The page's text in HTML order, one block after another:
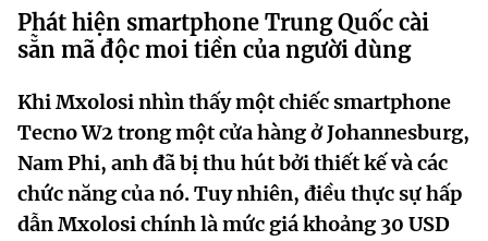
Danh mục
Trang chủ
Giới thiệu
Chức năng nhiệm vụ
Cơ cấu tổ chức
Tin tức sự kiện
Khoa học và Công nghệ
Dịch vụ công
Phát hiện smartphone Trung Quốc cài
sẵn mã độc moi tiền của người dùng
Khi Mxolosi nhìn thấy một chiếc smartphone
Tecno W2 trong một cửa hàng ở Johannesburg,
Nam Phi, anh đã bị thu hút bởi thiết kế và các
chức năng của nó. Tuy nhiên, điều thực sự hấp
dẫn Mxolosi chính là mức giá khoảng 30 USD